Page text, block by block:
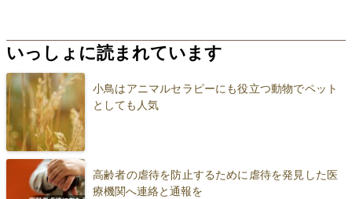
いっしょに読まれています
小鳥はアニマルセラピーにも役立つ動物でペット
としても人気
高齢者の虐待を防止するために虐待を発見した医
療機関へ連絡と通報を